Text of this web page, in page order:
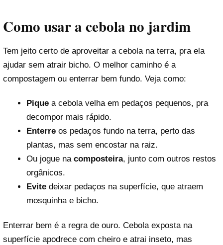
Como usar a cebola no jardim
Tem jeito certo de aproveitar a cebola na terra, pra ela
ajudar sem atrair bicho. O melhor caminho é a
compostagem ou enterrar bem fundo. Veja como:
Piquea cebola velha em pedaços pequenos, pra
decompor mais rápido.
Enterreos pedaços fundo na terra, perto das
plantas, mas sem encostar na raiz.
Ou jogue na composteira, junto com outros restos
orgânicos.
Evitedeixar pedaços na superfície, que atraem
mosquinha e bicho.
Enterrar bem é a regra de ouro. Cebola exposta na
superfície apodrece com cheiro e atrai inseto, mas